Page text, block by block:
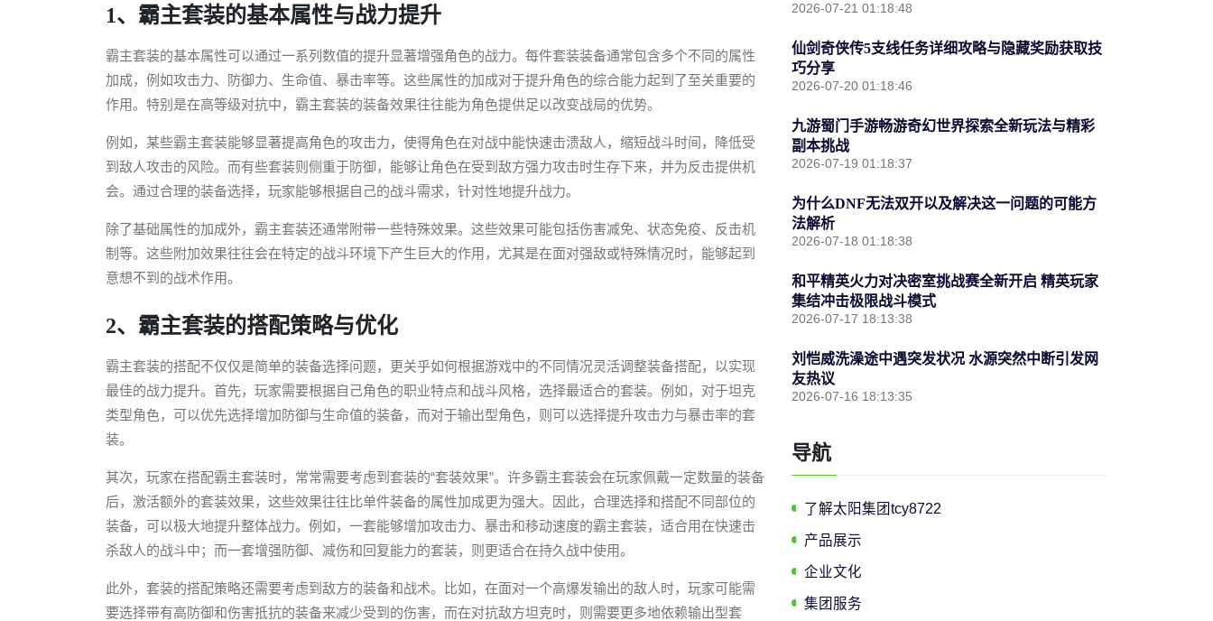
1、霸主套装的基本属性与战力提升
霸主套装的基本属性可以通过一系列数值的提升显著增强角色的战力。每件套装装备通常包含多个不同的属性
加成，例如攻击力、防御力、生命值、暴击率等。这些属性的加成对于提升角色的综合能力起到了至关重要的
作用。特别是在高等级对抗中，霸主套装的装备效果往往能为角色提供足以改变战局的优势。
例如，某些霸主套装能够显著提高角色的攻击力，使得角色在对战中能快速击溃敌人，缩短战斗时间，降低受
到敌人攻击的风险。而有些套装则侧重于防御，能够让角色在受到敌方强力攻击时生存下来，并为反击提供机
会。通过合理的装备选择，玩家能够根据自己的战斗需求，针对性地提升战力。
除了基础属性的加成外，霸主套装还通常附带一些特殊效果。这些效果可能包括伤害减免、状态免疫、反击机
制等。这些附加效果往往会在特定的战斗环境下产生巨大的作用，尤其是在面对强敌或特殊情况时，能够起到
意想不到的战术作用。
2、霸主套装的搭配策略与优化
霸主套装的搭配不仅仅是简单的装备选择问题，更关乎如何根据游戏中的不同情况灵活调整装备搭配，以实现
最佳的战力提升。首先，玩家需要根据自己角色的职业特点和战斗风格，选择最适合的套装。例如，对于坦克
类型角色，可以优先选择增加防御与生命值的装备，而对于输出型角色，则可以选择提升攻击力与暴击率的套
装。
其次，玩家在搭配霸主套装时，常常需要考虑到套装的“套装效果”。许多霸主套装会在玩家佩戴一定数量的装备
后，激活额外的套装效果，这些效果往往比单件装备的属性加成更为强大。因此，合理选择和搭配不同部位的
装备，可以极大地提升整体战力。例如，一套能够增加攻击力、暴击和移动速度的霸主套装，适合用在快速击
杀敌人的战斗中；而一套增强防御、减伤和回复能力的套装，则更适合在持久战中使用。
此外，套装的搭配策略还需要考虑到敌方的装备和战术。比如，在面对一个高爆发输出的敌人时，玩家可能需
要选择带有高防御和伤害抵抗的装备来减少受到的伤害，而在对抗敌方坦克时，则需要更多地依赖输出型套
2026-07-21 01:18:48
仙剑奇侠传5支线任务详细攻略与隐藏奖励获取技
巧分享
2026-07-20 01:18:46
九游蜀门手游畅游奇幻世界探索全新玩法与精彩
副本挑战
2026-07-19 01:18:37
为什么DNF无法双开以及解决这一问题的可能方
法解析
2026-07-18 01:18:38
和平精英火力对决密室挑战赛全新开启 精英玩家
集结冲击极限战斗模式
2026-07-17 18:13:38
刘恺威洗澡途中遇突发状况 水源突然中断引发网
友热议
2026-07-16 18:13:35
导航
了解太阳集团tcy8722
产品展示
企业文化
集团服务